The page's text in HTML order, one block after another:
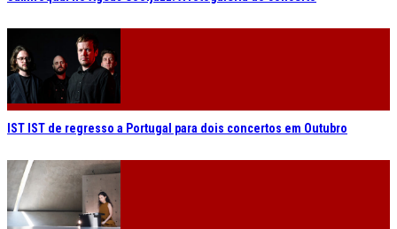
IST IST de regresso a Portugal para dois concertos em Outubro